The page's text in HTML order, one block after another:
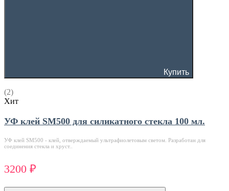
Купить
(2)
Хит
УФ клей SM500 для силикатного стекла 100 мл.
УФ клей SM500 - клей, отверждаемый ультрафиолетовым светом. Разработан для
соединения стекла и хруст..
3200 ₽